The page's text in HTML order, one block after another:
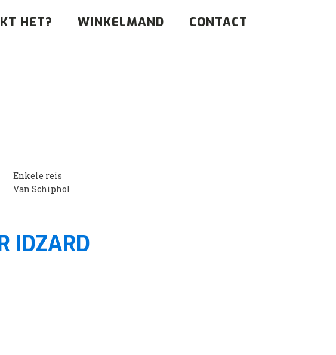
HET? WINKELMAND CONTACT
Enkele reis
Van Schiphol
IDZARD